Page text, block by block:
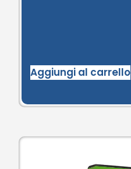
Aggiungi al carrello